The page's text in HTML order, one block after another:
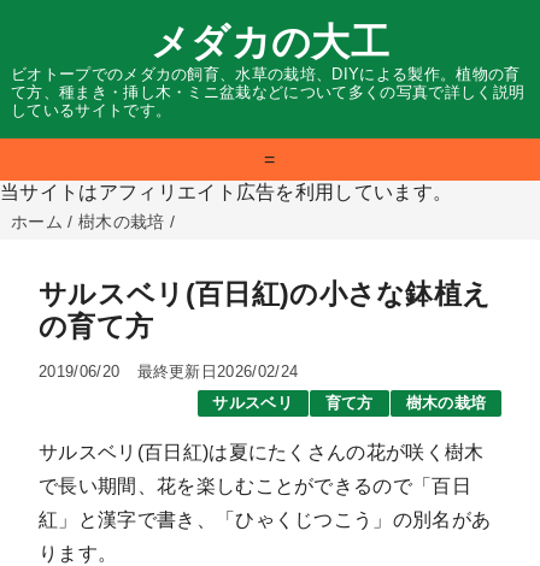
メダカの大工
ビオトープでのメダカの飼育、水草の栽培、DIYによる製作。植物の育
て方、種まき・挿し木・ミニ盆栽などについて多くの写真で詳しく説明
しているサイトです。
=
当サイトはアフィリエイト広告を利用しています。
ホーム / 樹木の栽培 /
サルスベリ(百日紅)の小さな鉢植え
の育て方
2019/06/20
最終更新日2026/02/24
サルスベリ
育て方 樹木の栽培
サルスベリ(百日紅)は夏にたくさんの花が咲く樹木
で長い期間、花を楽しむことができるので「百日
紅」と漢字で書き、「ひゃくじつこう」の別名があ
ります。